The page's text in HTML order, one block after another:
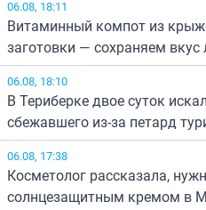
06.08, 18:11
Витаминный компот из
заготовки — сохраняем вкус
06.08, 18:10
В Териберке двое суток
сбежавшего из-за петард
06.08, 17:38
Косметолог рассказала,
солнцезащитным кремом в